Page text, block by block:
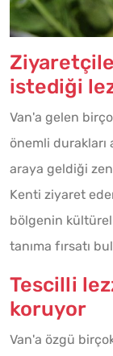
istediği
Van'a gelen
önemli durakları
araya geldiği
Kenti ziyaret
bölgenin kültürel
tanıma fırsatı
Tescilli
koruyor
Van'a özgü